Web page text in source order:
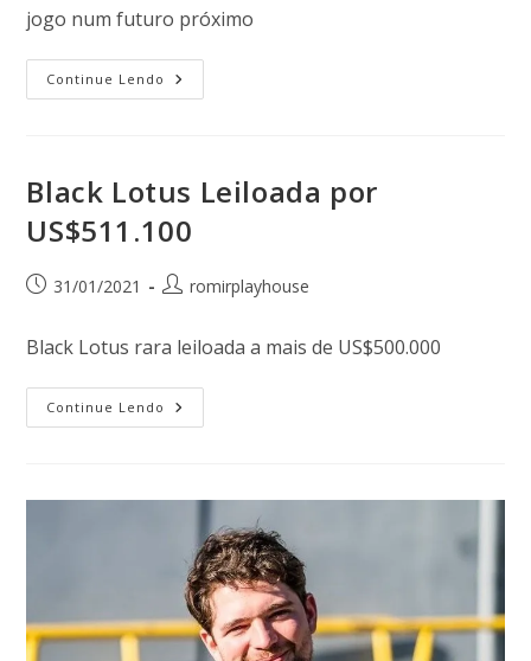
jogo num futuro próximo
Continue Lendo
Black Lotus Leiloada por
US$511.100
31/01/2021 romirplayhouse
Black Lotus rara leiloada a mais de US$500.000
Continue Lendo